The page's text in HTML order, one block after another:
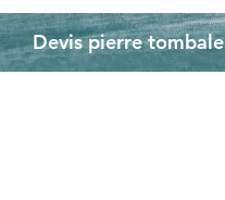
Devis pierre tombale